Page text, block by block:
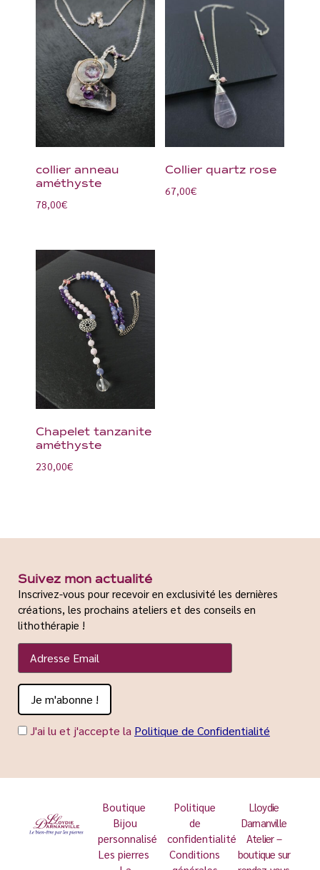
collier anneau
améthyste
78,00€
Collier quartz rose
67,00€
Chapelet tanzanite
améthyste
230,00€
Suivez mon actualité
Inscrivez-vous pour recevoir en exclusivité les dernières
créations, les prochains ateliers et des conseils en
lithothérapie !
J'ai lu et j'accepte la Politique de Confidentialité
Boutique
Bijou
personnalisé
Les pierres
Politique
de
confidentialité
Conditions
Lloydie
Darnanville
Atelier –
boutique sur